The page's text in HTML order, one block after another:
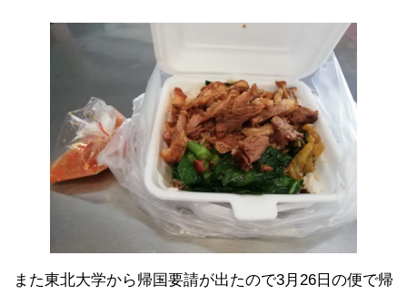
また東北大学から帰国要請が出たので3月26日の便で帰